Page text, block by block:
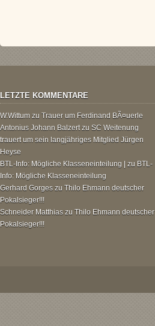
LETZTE KOMMENTARE
W.Wittum zu Trauer um Ferdinand BÃ¤uerle
Antonius Johann Balzertzu SC Weitenung
trauert um sein langjähriges Mitglied Jürgen
Heyse
BTL-Info: Mögliche Klasseneinteilung | zu BTL-
Info: Mögliche Klasseneinteilung
Gerhard Gorges zu Thilo Ehmann deutscher
Pokalsieger!!!
Schneider Matthias zu Thilo Ehmann deutscher
Pokalsieger!!!